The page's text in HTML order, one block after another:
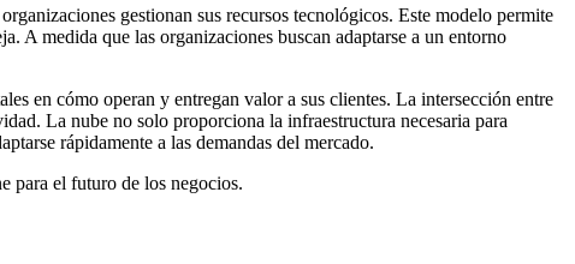
gestionan sus recursos tecnológicos. Este modelo permite
A medida que las organizaciones buscan adaptarse a un entorno
en cómo operan y entregan valor a sus clientes. La intersección entre
La nube no solo proporciona la infraestructura necesaria para
rápidamente a las demandas del mercado.
para el futuro de los negocios.